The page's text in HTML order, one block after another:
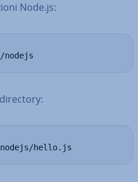
Node.js:
nodejs
nodejs/hello.js